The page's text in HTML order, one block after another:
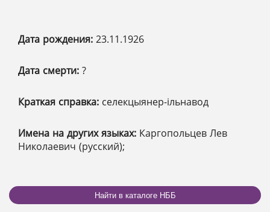
Дата рождения: 23.11.1926
Дата смерти: ?
Краткая справка: селекцыянер-ільнавод
Имена на других языках: Каргопольцев Лев
Николаевич (русский);
Найти в каталоге НББ